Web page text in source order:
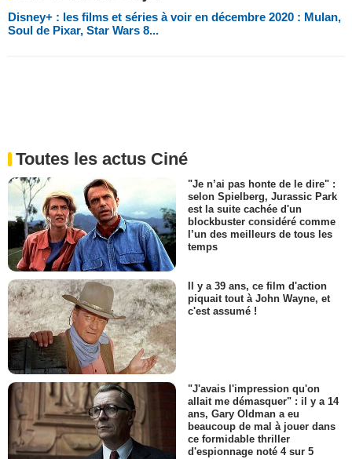
Disney+ : les films et séries à voir en décembre 2020 : Mulan,
Soul de Pixar, Star Wars 8...
Toutes les actus Ciné
"Je n’ai pas honte de le dire" :
selon Spielberg, Jurassic Park
est la suite cachée d'un
blockbuster considéré comme
l’un des meilleurs de tous les
temps
Il y a 39 ans, ce film d'action
piquait tout à John Wayne, et
c'est assumé !
"J'avais l'impression qu'on
allait me démasquer" : il y a 14
ans, Gary Oldman a eu
beaucoup de mal à jouer dans
ce formidable thriller
d'espionnage noté 4 sur 5